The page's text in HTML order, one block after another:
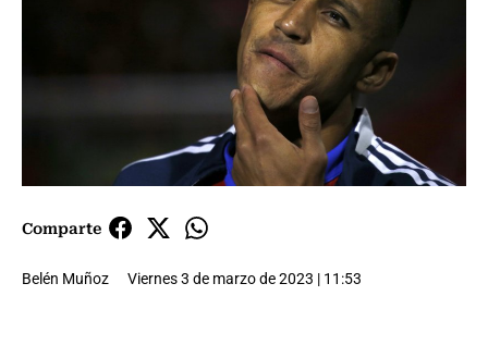
Comparte
Belén Muñoz Viernes 3 de marzo de 2023 | 11:53